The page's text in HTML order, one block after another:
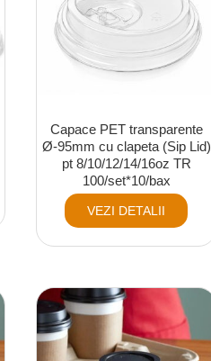
Capace PET transparente
Ø-95mm cu clapeta (Sip Lid)
pt 8/10/12/14/16oz TR
100/set*10/bax
VEZI DETALII